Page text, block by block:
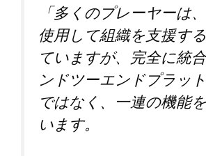
「多くのプレーヤーは
使用して組織を支援す
ていますが、完全に統
ンドツーエンドプラッ
ではなく、一連の機能
います。